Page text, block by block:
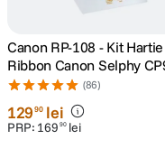
godox
Canon RP-108 - Kit
Ribbon Canon Selphy
CP1200, CP1300, CP1500
(86)
12990 lei
PRP: 169 90 lei